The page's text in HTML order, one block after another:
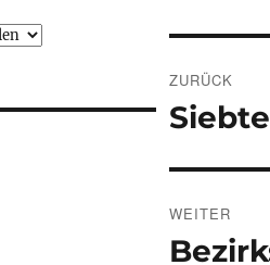
ZURÜCK
Vorheriger
WEITER
Nächster